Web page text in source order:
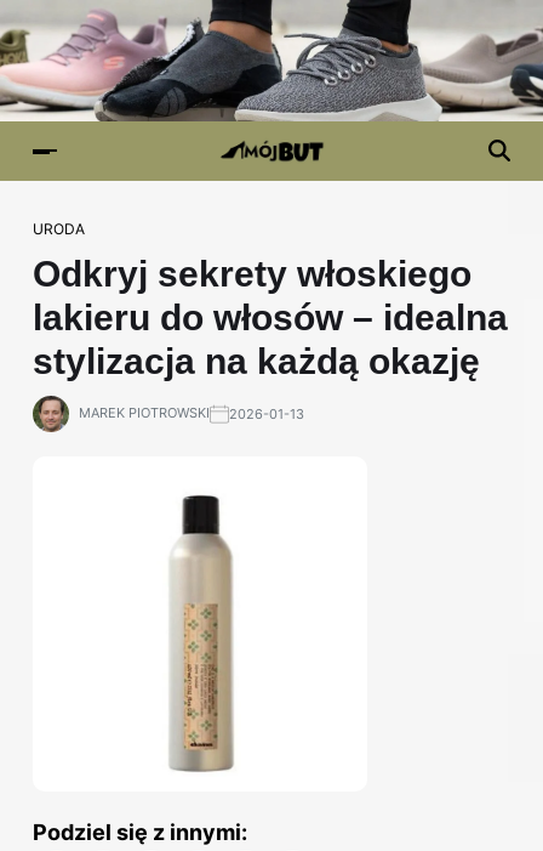
URODA
Odkryj sekrety włoskiego
lakieru do włosów – idealna
stylizacja na każdą okazję
MAREK PIOTROWSKI 2026-01-13
Podziel się z innymi: